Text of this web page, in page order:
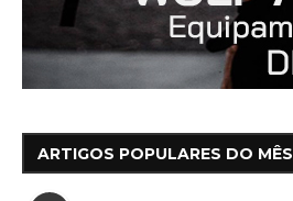
ARTIGOS POPULARES DO MÊS